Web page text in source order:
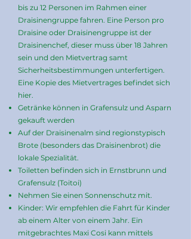
bis zu 12 Personen im Rahmen einer
Draisinengruppe fahren. Eine Person pro
Draisine oder Draisinengruppe ist der
Draisinenchef, dieser muss über 18 Jahren
sein und den Mietvertrag samt
Sicherheitsbestimmungen unterfertigen.
Eine Kopie des Mietvertrages befindet sich
hier.
Getränke können in Grafensulz und Asparn
gekauft werden
Auf der Draisinenalm sind regionstypisch
Brote (besonders das Draisinenbrot) die
lokale Spezialität.
Toiletten befinden sich in Ernstbrunn und
Grafensulz (Toitoi)
Nehmen Sie einen Sonnenschutz mit.
Kinder: Wir empfehlen die Fahrt für Kinder
ab einem Alter von einem Jahr. Ein
mitgebrachtes Maxi Cosi kann mittels